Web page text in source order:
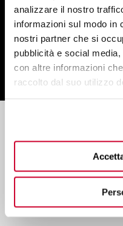
analizzare il nostro
informazioni sul modo in
nostri partner che si
pubblicità e social
con altre informazioni
raccolto dal suo utilizzo
ISCRIVITI ALLA
E ottieni uno sconto
e sui nostri
Potrai beneficiare